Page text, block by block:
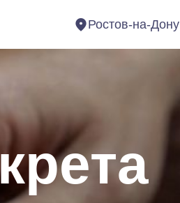
Ростов-на-Дону